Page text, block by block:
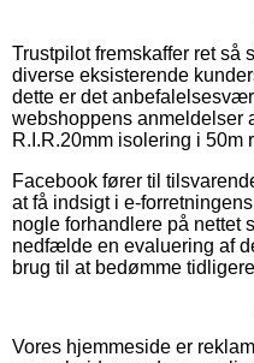
Trustpilot fremskaffer ret så
diverse eksisterende
dette er det
webshoppens anmeldelser
R.I.R.20mm isolering i 50m
Facebook fører til
at få indsigt i e-
nogle forhandlere på nettet
nedfælde en evaluering af
brug til at bedømme
Vores hjemmeside er